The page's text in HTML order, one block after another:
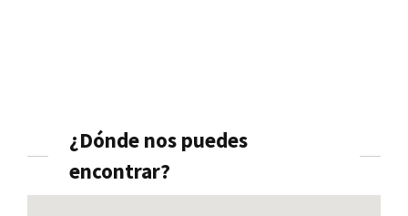
¿Dónde nos puedes
encontrar?